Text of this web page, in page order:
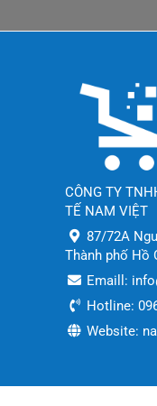
CÔNG TY
TẾ NAM VIỆT
87/72A
Thành phố Hồ
Emaill:
Hotline:
Website: